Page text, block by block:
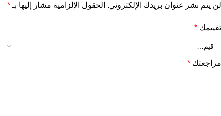
لن يتم نشر عنوان بريدك الإلكتروني. الحقول الإلزامية مشار إليها بـ *
تقييمك *
مراجعتك *